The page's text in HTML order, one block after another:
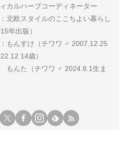
カルハーブコーディネーター
北欧スタイルのここちよい暮らし
年出版）
もんすけ（チワワ ♂ 2007.12.25
14歳）
た（チワワ ♂ 2024.8.1生ま